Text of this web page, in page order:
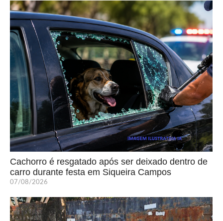
Cachorro é resgatado após ser deixado dentro de
carro durante festa em Siqueira Campos
07/08/2026